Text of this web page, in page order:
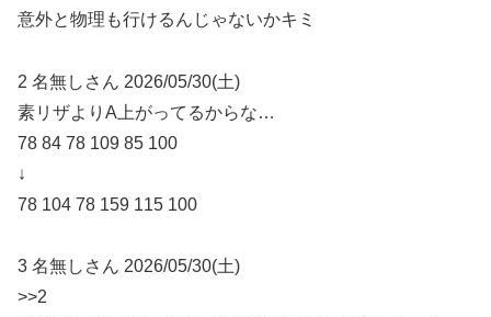
意外と物理も行けるんじゃないかキミ
2 名無しさん 2026/05/30(土)
素リザよりA上がってるからな…
78 84 78 109 85 100
↓
78 104 78 159 115 100
3 名無しさん 2026/05/30(土)
>>2